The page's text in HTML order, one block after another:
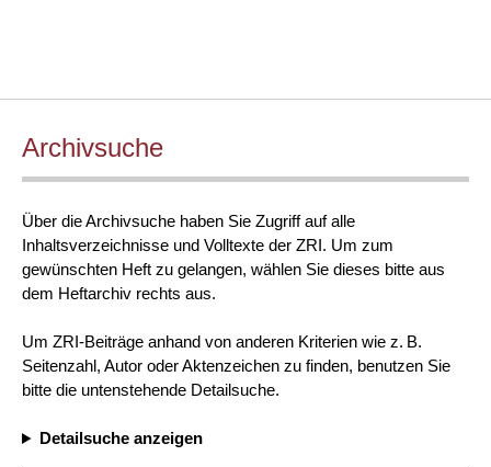
Archivsuche
Über die Archivsuche haben Sie Zugriff auf alle
Inhaltsverzeichnisse und Volltexte der ZRI. Um zum
gewünschten Heft zu gelangen, wählen Sie dieses bitte aus
dem Heftarchiv rechts aus.
Um ZRI-Beiträge anhand von anderen Kriterien wie z. B.
Seitenzahl, Autor oder Aktenzeichen zu finden, benutzen Sie
bitte die untenstehende Detailsuche.
Detailsuche